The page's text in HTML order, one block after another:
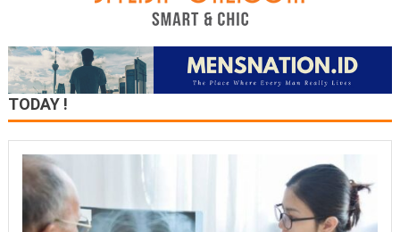
TODAY !